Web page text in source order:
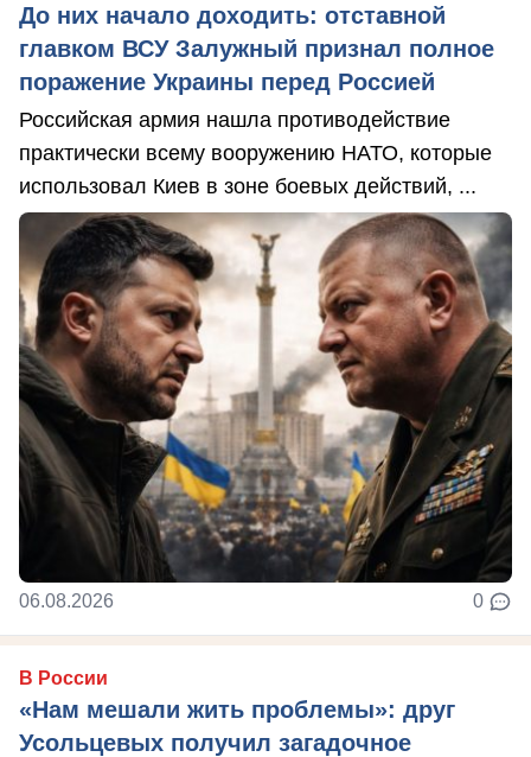
До них начало доходить: отставной
главком ВСУ Залужный признал полное
поражение Украины перед Россией
Российская армия нашла противодействие
практически всему вооружению НАТО, которые
использовал Киев в зоне боевых действий, ...
06.08.2026 0
В России
«Нам мешали жить проблемы»: друг
Усольцевых получил загадочное